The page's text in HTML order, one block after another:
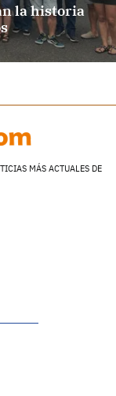
la historia
MÁS ACTUALES DE